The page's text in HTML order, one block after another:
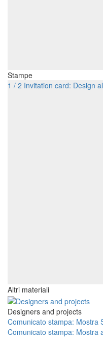
Stampe
1 / 2 Invitation card: Design
Altri materiali
Designers and projects
Comunicato stampa: Mostra
Comunicato stampa: Mostra